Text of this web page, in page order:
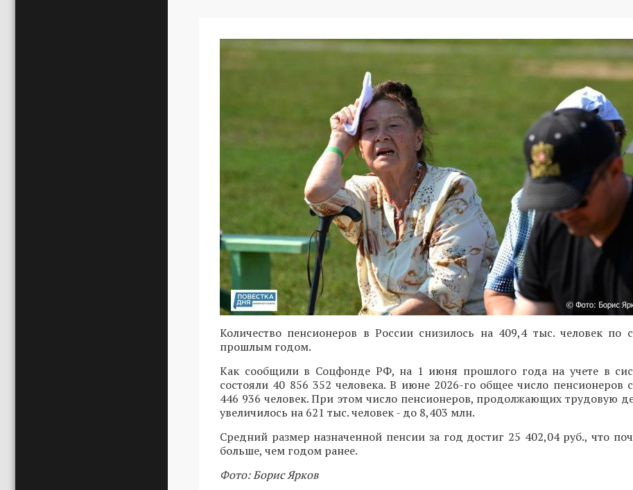
Количество пенсионеров в России снизилось на 409,4 тыс. человек по
прошлым годом.
Как сообщили в Соцфонде РФ, на 1 июня прошлого года на учете в
состояли 40 856 352 человека. В июне 2026-го общее число пенсионеров
446 936 человек. При этом число пенсионеров, продолжающих трудовую
увеличилось на 621 тыс. человек - до 8,403 млн.
Средний размер назначенной пенсии за год достиг 25 402,04 руб., что
больше, чем годом ранее.
Фото: Борис Ярков